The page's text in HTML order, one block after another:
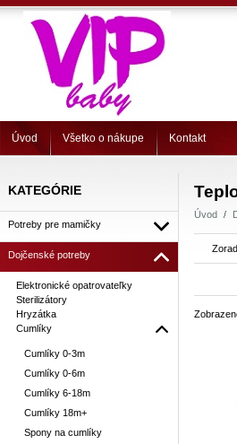
Úvod Všetko o nákupe Kontakt
KATEGÓRIE
Potreby pre mamičky
Dojčenské potreby
Elektronické opatrovateľky
Sterilizátory
Hryzátka
Cumlíky
Cumlíky 0-3m
Cumlíky 0-6m
Cumlíky 6-18m
Cumlíky 18m+
Spony na cumlíky
Úvod